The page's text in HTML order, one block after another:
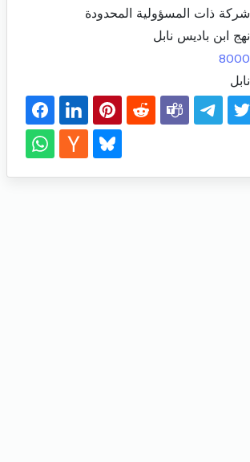
شركة ذات المسؤولية المحدودة
نهج ابن باديس نابل
8000
نابل